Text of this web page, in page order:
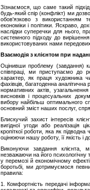
Зізнаємося, що саме такий
будь-який спір (конфлікт) ми
обов'язково з використанням
економіки і політики. Яскраво,
наслідки суперечки для нього,
системного підходу до
використовуваних нами передових
Взаємодія з клієнтом при
Оцінивши проблему (завдання)
співпраці, ми приступаємо до
характер, як праця художника
фахівців, багатоденна
нормативних актів,
висновків і процесуальних
вибору найбільш оптимального
основний зміст наших послуг,
Блискучий захист інтересів
вигідної угоди або реалізація
кропіткої роботи, яка як
оцінюючи нашу роботу, її якість і
Виконуючи завдання клієнта,
незважаючи на його психологічну
у перемозі й економічному
боротьбі, ми дотримуємося
правила:
1. Комфортність передачі